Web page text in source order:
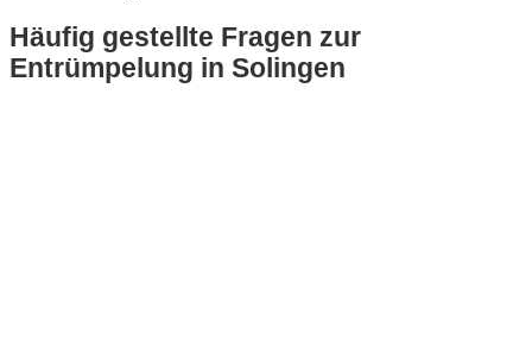
Häufig gestellte Fragen zur
Entrümpelung in Solingen